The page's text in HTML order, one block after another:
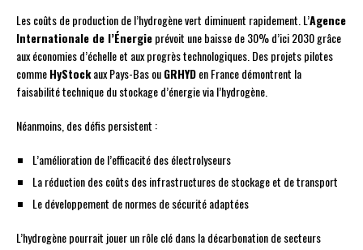
Les coûts de production de l’hydrogène vert diminuent rapidement. L’Agence
Internationale de l’Énergieprévoit une baisse de 30% d’ici 2030 grâce
aux économies d’échelle et aux progrès technologiques. Des projets pilotes
commeHyStockaux Pays-Bas ouGRHYDen France démontrent la
faisabilité technique du stockage d’énergie via l’hydrogène.
Néanmoins, des défis persistent :
L’amélioration de l’efficacité des électrolyseurs
La réduction des coûts des infrastructures de stockage et de transport
Le développement de normes de sécurité adaptées
L’hydrogène pourrait jouer un rôle clé dans la décarbonation de secteurs